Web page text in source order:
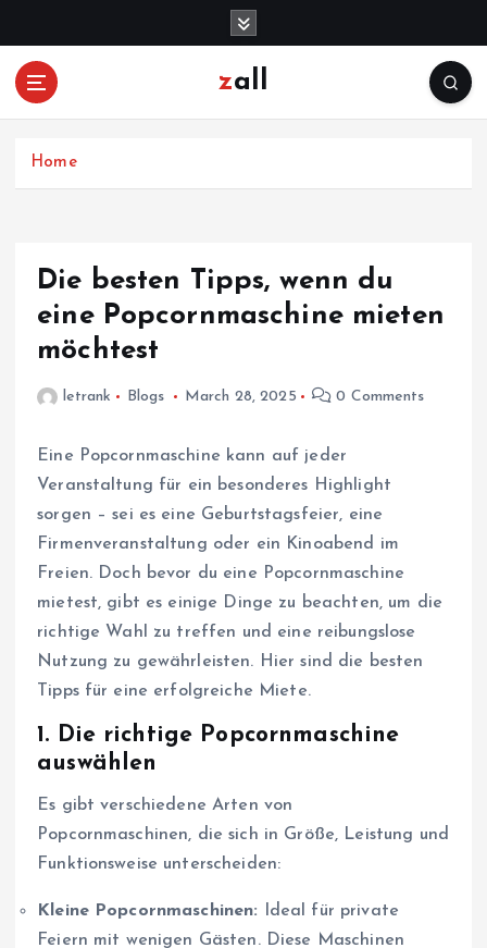
zall
Home
Die besten Tipps, wenn du
eine Popcornmaschine mieten
möchtest
letrank Blogs March 28, 2025 0 Comments
Eine Popcornmaschine kann auf jeder
Veranstaltung für ein besonderes Highlight
sorgen – sei es eine Geburtstagsfeier, eine
Firmenveranstaltung oder ein Kinoabend im
Freien. Doch bevor du eine Popcornmaschine
mietest, gibt es einige Dinge zu beachten, um die
richtige Wahl zu treffen und eine reibungslose
Nutzung zu gewährleisten. Hier sind die besten
Tipps für eine erfolgreiche Miete.
1. Die richtige Popcornmaschine
auswählen
Es gibt verschiedene Arten von
Popcornmaschinen, die sich in Größe, Leistung und
Funktionsweise unterscheiden:
Kleine Popcornmaschinen: Ideal für private
Feiern mit wenigen Gästen. Diese Maschinen